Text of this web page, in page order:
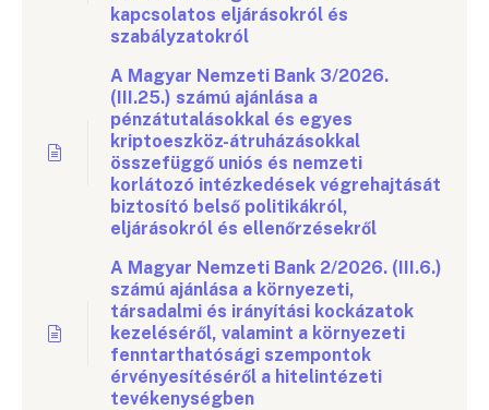
kapcsolatos eljárásokról és
szabályzatokról
A Magyar Nemzeti Bank 3/2026.
(III.25.) számú ajánlása a
pénzátutalásokkal és egyes
kriptoeszköz-átruházásokkal
összefüggő uniós és nemzeti
korlátozó intézkedések végrehajtását
biztosító belső politikákról,
eljárásokról és ellenőrzésekről
A Magyar Nemzeti Bank 2/2026. (III.6.)
számú ajánlása a környezeti,
társadalmi és irányítási kockázatok
kezeléséről, valamint a környezeti
fenntarthatósági szempontok
érvényesítéséről a hitelintézeti
tevékenységben